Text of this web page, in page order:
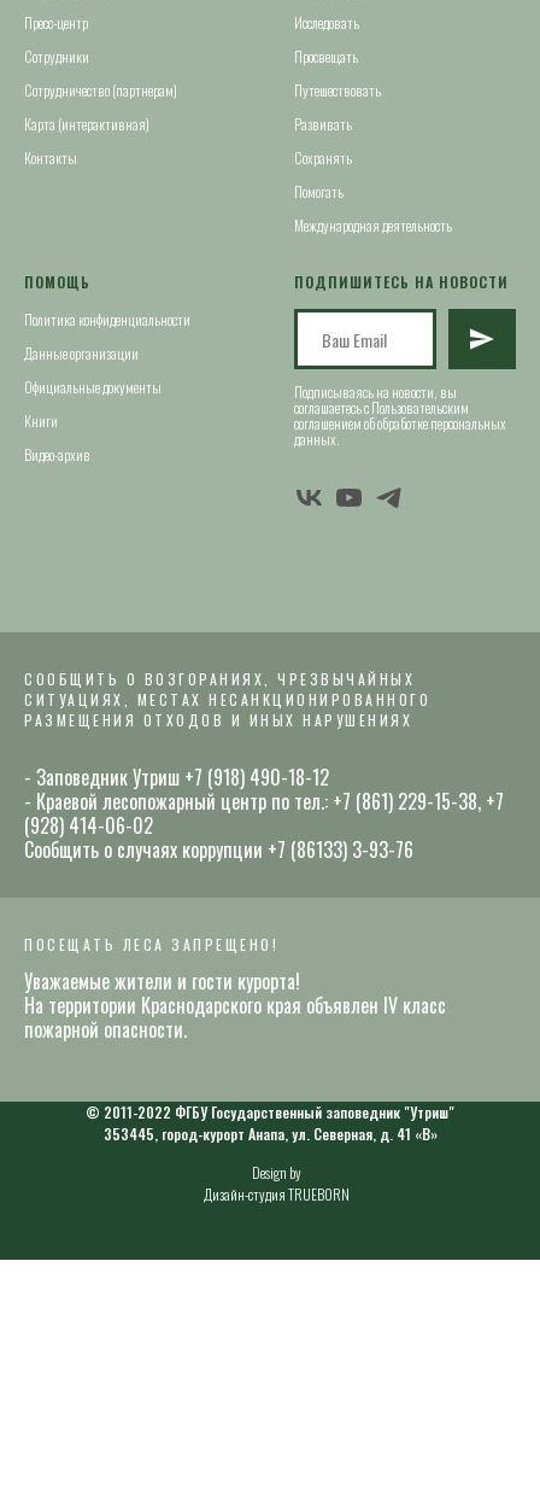
Пресс-центр
Сотрудники
Сотрудничество (партнерам)
Карта (интерактивная)
Контакты
Исследовать
Просвещать
Путешествовать
Развивать
Сохранять
Помогать
Международная деятельность
ПОМОЩЬ
Политика конфиденциальности
Данные организации
Официальные документы
Книги
Видео-архив
ПОДПИШИТЕСЬ НА НОВОСТИ
Подписываясь на новости, вы
соглашаетесь с Пользовательским
соглашением об обработке персональных
данных.
СООБЩИТЬ О ВОЗГОРАНИЯХ, ЧРЕЗВЫЧАЙНЫХ
СИТУАЦИЯХ, МЕСТАХ НЕСАНКЦИОНИРОВАННОГО
РАЗМЕЩЕНИЯ ОТХОДОВ И ИНЫХ НАРУШЕНИЯХ
- Заповедник Утриш +7 (918) 490-18-12
- Краевой лесопожарный центр по тел.: +7 (861) 229-15-38, +7
(928) 414-06-02
Сообщить о случаях коррупции +7 (86133) 3-93-76
ПОСЕЩАТЬ ЛЕСА ЗАПРЕЩЕНО!
Уважаемые жители и гости курорта!
На территории Краснодарского края объявлен IV класс
пожарной опасности.
© 2011-2022 ФГБУ Государственный заповедник "Утриш"
353445, город-курорт Анапа, ул. Северная, д. 41 «В»
Design by
Дизайн-студия TRUEBORN